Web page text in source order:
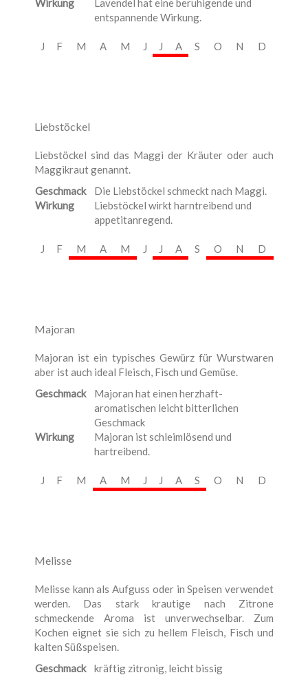
Wirkung
Lavendel hat eine beruhigende und
entspannende Wirkung.
J F M A M J J A S O N D
Liebstöckel
Liebstöckel sind das Maggi der Kräuter oder auch
Maggikraut genannt.
Geschmack
Die Liebstöckel schmeckt nach Maggi.
Wirkung
Liebstöckel wirkt harntreibend und
appetitanregend.
J F M A M J J A S O N D
Majoran
Majoran ist ein typisches Gewürz für Wurstwaren
aber ist auch ideal Fleisch, Fisch und Gemüse.
Geschmack
Majoran hat einen herzhaft-
aromatischen leicht bitterlichen
Geschmack
Wirkung
Majoran ist schleimlösend und
hartreibend.
J F M A M J J A S O N D
Melisse
Melisse kann als Aufguss oder in Speisen verwendet
werden. Das stark krautige nach Zitrone
schmeckende Aroma ist unverwechselbar. Zum
Kochen eignet sie sich zu hellem Fleisch, Fisch und
kalten Süßspeisen.
Geschmack
kräftig zitronig, leicht bissig